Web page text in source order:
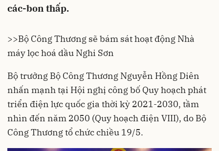
các-bon thấp.
>>Bộ Công Thương sẽ bám sát hoạt động Nhà
máy lọc hoá dầu Nghi Sơn
Bộ trưởng Bộ Công Thương Nguyễn Hồng Diên
nhấn mạnh tại Hội nghị công bố Quy hoạch phát
triển điện lực quốc gia thời kỳ 2021-2030, tầm
nhìn đến năm 2050 (Quy hoạch điện VIII), do Bộ
Công Thương tổ chức chiều 19/5.